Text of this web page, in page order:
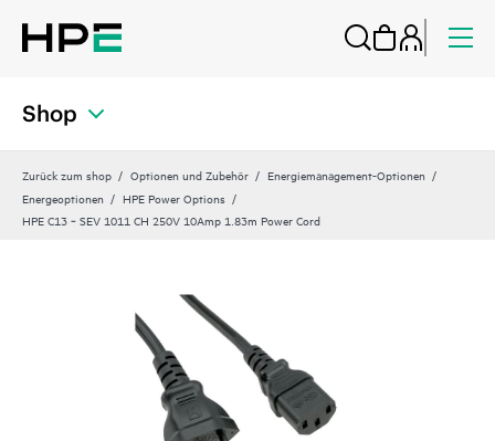
Shop
Zurück zum shop Optionen und Zubehör
Energiemanagement-Optionen
Energeoptionen
HPE Power Options
HPE C13 ‑ SEV 1011 CH 250V 10Amp 1.83m Power Cord